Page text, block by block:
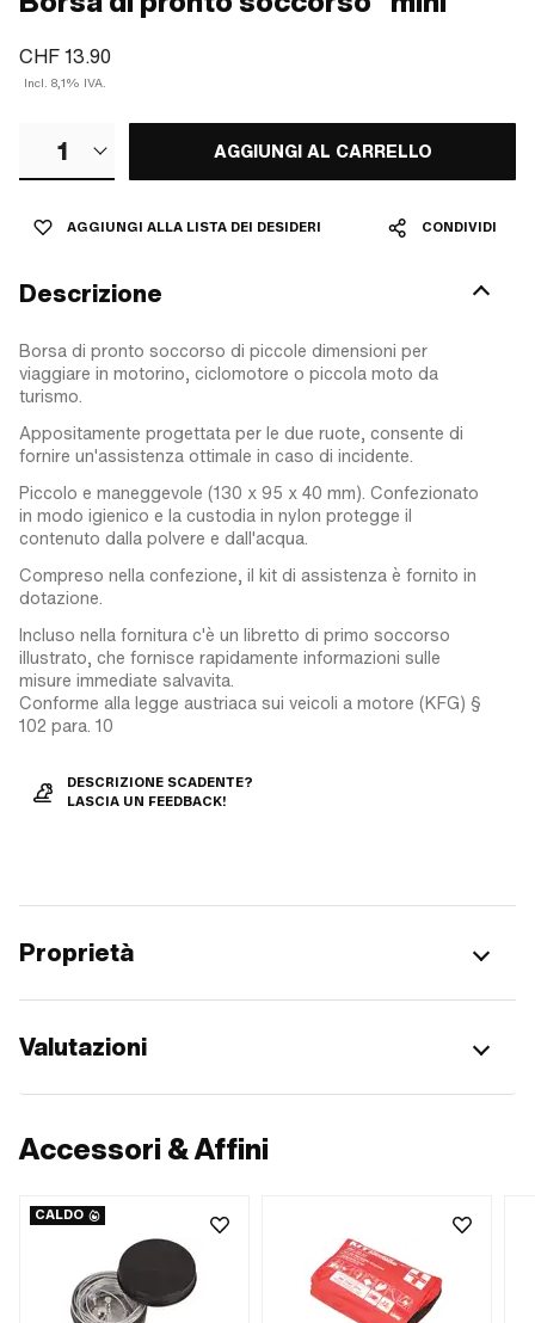
CHF 13.90
Incl. 8,1% IVA.
1 AGGIUNGI AL CARRELLO
AGGIUNGI ALLA LISTA DEI DESIDERI CONDIVIDI
Descrizione
Borsa di pronto soccorso di piccole dimensioni per
viaggiare in motorino, ciclomotore o piccola moto da
turismo.
Appositamente progettata per le due ruote, consente di
fornire un'assistenza ottimale in caso di incidente.
Piccolo e maneggevole (130 x 95 x 40 mm). Confezionato
in modo igienico e la custodia in nylon protegge il
contenuto dalla polvere e dall'acqua.
Compreso nella confezione, il kit di assistenza è fornito in
dotazione.
Incluso nella fornitura c'è un libretto di primo soccorso
illustrato, che fornisce rapidamente informazioni sulle
misure immediate salvavita.
Conforme alla legge austriaca sui veicoli a motore (KFG) §
102 para. 10
DESCRIZIONE SCADENTE?
LASCIA UN FEEDBACK!
Proprietà
Valutazioni
Accessori & Affini
CALDO